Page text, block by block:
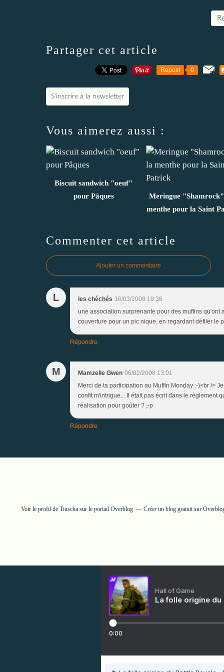
Partager cet article
Repost 0
S'inscrire à la newsletter
Vous aimerez aussi :
Biscuit sandwich "oeuf"
pour Pâques
Meringue
menthe pour la Saint
Commenter cet article
Ajouter un commentaire
L les chéchés 16/03/2008 19:38
une association surprenante pour des muffins qu'ont
couverture pour un pic nique, en regardant défiler le
Répondre
M Mamzelle Gwen 06/02/2008 13:01
Merci de ta participation au Muffin Monday :-)<br />
confit m'intrigue... Il était pas écrit dans le règlement
réalisation pour goûter ? ;-p
Répondre
Voir le profil de Tiuscha sur le portail Overblog Créer un blog gratuit sur
Hall of Game
La folle origine du
0:00